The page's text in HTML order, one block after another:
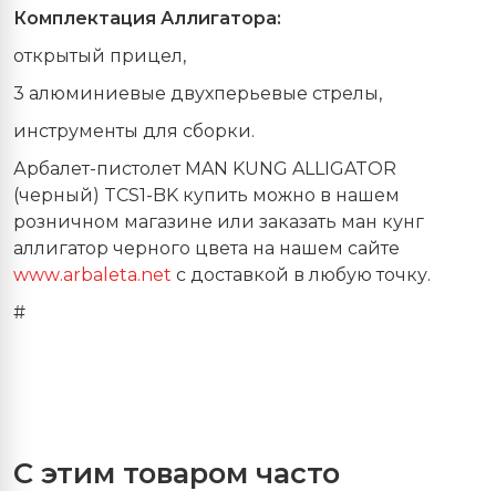
Комплектация Аллигатора:
открытый прицел,
3 алюминиевые двухперьевые стрелы,
инструменты для сборки.
Арбалет-пистолет MAN KUNG ALLIGATOR
(черный) TCS1-BK купить можно в нашем
розничном магазине или заказать ман кунг
аллигатор черного цвета на нашем сайте
www.arbaleta.net с доставкой в любую точку.
#
С этим товаром часто